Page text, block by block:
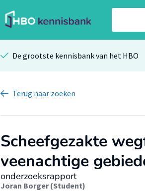
De grootste kennisbank van het HBO
Terug naar zoeken
Scheefgezakte
veenachtige
onderzoeksrapport
Joran Borger (Student)